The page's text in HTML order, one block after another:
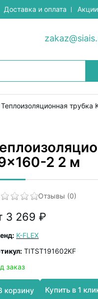
Доставка и оплата Акции
Теплоизоляционная трубка
2 2 м
Отзывы (0)
3 269 ₽
K-FLEX
TITST191602KF
заказ
корзину Купить в 1